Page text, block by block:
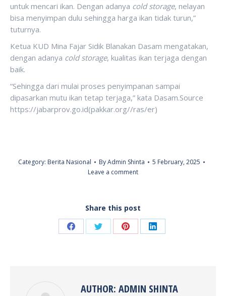
untuk mencari ikan. Dengan adanya cold storage, nelayan
bisa menyimpan dulu sehingga harga ikan tidak turun,”
tuturnya.
Ketua KUD Mina Fajar Sidik Blanakan Dasam mengatakan,
dengan adanya cold storage, kualitas ikan terjaga dengan
baik.
“Sehingga dari mulai proses penyimpanan sampai
dipasarkan mutu ikan tetap terjaga,” kata Dasam.Source
https://jabarprov.go.id(pakkar.org//ras/er)
Category: Berita Nasional ByAdmin Shinta
5 February, 2025
Leave a comment
Share this post
Share Share Share Share
AUTHOR: ADMIN SHINTA